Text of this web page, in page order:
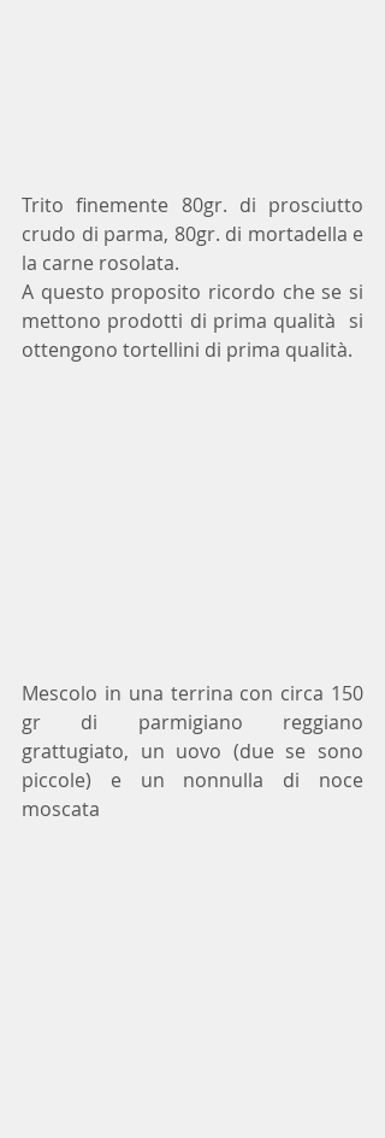
Trito finemente 80gr. di prosciutto
crudo di parma, 80gr. di mortadella e
la carne rosolata.
A questo proposito ricordo che se si
mettono prodotti di prima qualità  si
ottengono tortellini di prima qualità.
Mescolo in una terrina con circa 150
gr di parmigiano reggiano
grattugiato, un uovo (due se sono
piccole) e un nonnulla di noce
moscata